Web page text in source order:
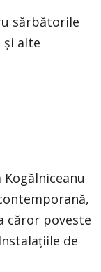
sărbătorile
și alte
căror poveste
de